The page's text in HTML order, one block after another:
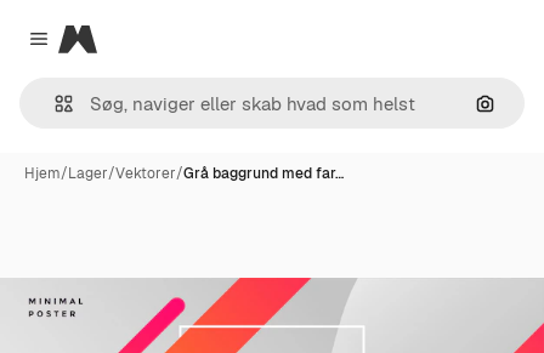
Close menu
Magnific
Søg
Hjem/Lager/Vektorer/Grå baggrund med far…